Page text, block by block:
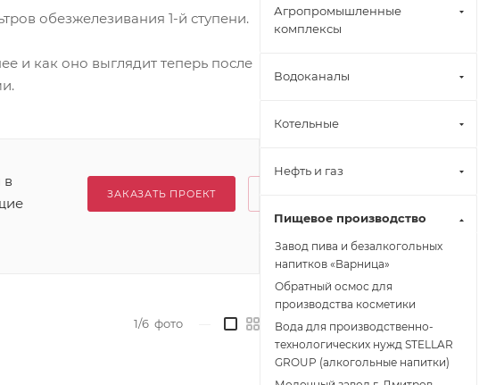
обезжелезивания 1-й ступени.
и как оно выглядит теперь после
в
ЗАКАЗАТЬ ПРОЕКТ
1/6 фото
Агропромышленные
комплексы
Водоканалы
Котельные
Нефть и газ
Пищевое производство
Завод пива и безалкогольных
напитков «Варница»
Обратный осмос для
производства косметики
Вода для производственно-
технологических нужд STELLAR
GROUP (алкогольные напитки)